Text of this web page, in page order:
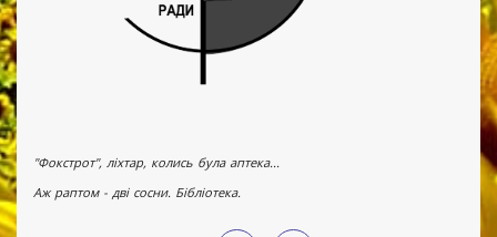
"Фокстрот", ліхтар, колись була аптека...
Аж раптом - дві сосни. Бібліотека.